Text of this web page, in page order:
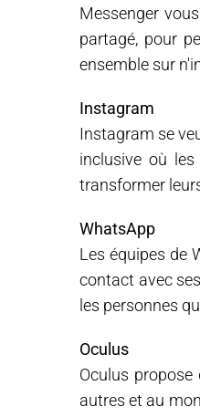
Messenger
partagé, pour
ensemble sur
Instagram
Instagram se
inclusive où
transformer
WhatsApp
Les équipes de
contact avec
les personnes
Oculus
Oculus
autres et au